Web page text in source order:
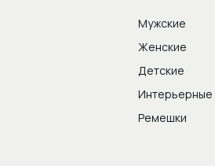
Мужские
Женские
Детские
Интерьерные
Ремешки